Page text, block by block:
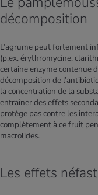
décomposition
L’agrume peut fortement
(p.ex. érythromycine,
certaine enzyme contenue
décomposition de
la concentration de la
entraîner des effets
protège pas contre les
complètement à ce fruit
macrolides.
Les effets